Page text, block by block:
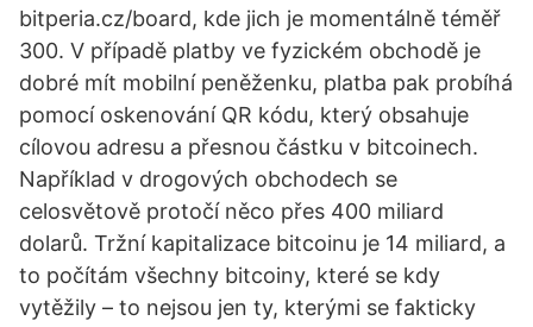
bitperia.cz/board, kde jich je momentálně téměř
300. V případě platby ve fyzickém obchodě je
dobré mít mobilní peněženku, platba pak probíhá
pomocí oskenování QR kódu, který obsahuje
cílovou adresu a přesnou částku v bitcoinech.
Například v drogových obchodech se
celosvětově protočí něco přes 400 miliard
dolarů. Tržní kapitalizace bitcoinu je 14 miliard, a
to počítám všechny bitcoiny, které se kdy
vytěžily – to nejsou jen ty, kterými se fakticky